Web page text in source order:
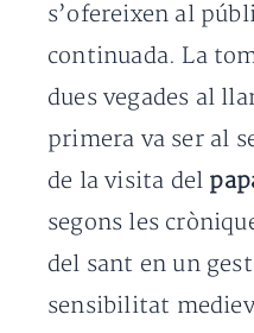
s’ofereixen al
continuada. La
dues vegades al
primera va ser al
de la visita del
segons les
del sant en un
sensibilitat